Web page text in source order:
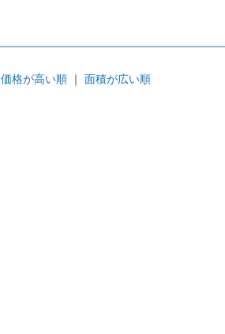
価格が高い順 ｜
面積が広い順